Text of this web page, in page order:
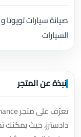
صيانة سيارات تويوتا
السيارات
نبذة عن المتجر
دادسترز، حيث يمكنك